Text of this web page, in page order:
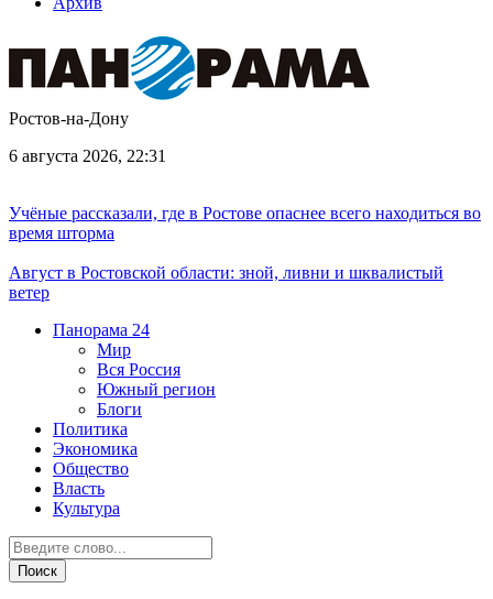
Ростов-на-Дону
6 августа 2026, 22:31
Учёные рассказали, где в Ростове опаснее всего находиться во
время шторма
Август в Ростовской области: зной, ливни и шквалистый
ветер
Панорама 24
Мир
Вся Россия
Южный регион
Блоги
Политика
Экономика
Общество
Власть
Культура